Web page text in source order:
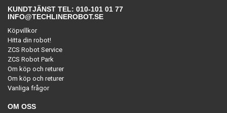
KUNDTJÄNST TEL: 010-101 01 77
INFO@TECHLINEROBOT.SE
Köpvillkor
Hitta din robot!
ZCS Robot Service
ZCS Robot Park
Om köp och returer
Om köp och returer
Vanliga frågor
OM OSS